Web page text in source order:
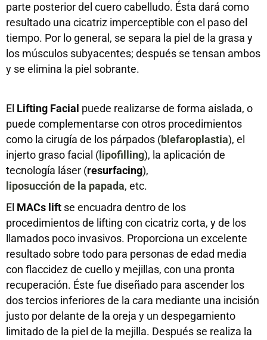
parte posterior del cuero cabelludo. Ésta dará como
resultado una cicatriz imperceptible con el paso del
tiempo. Por lo general, se separa la piel de la grasa y
los músculos subyacentes; después se tensan ambos
y se elimina la piel sobrante.
El Lifting Facial puede realizarse de forma aislada, o
puede complementarse con otros procedimientos
como la cirugía de los párpados (blefaroplastia), el
injerto graso facial ( lipofilling), la aplicación de
tecnología láser (resurfacing),
liposucción de la papada, etc.
El MACs lift se encuadra dentro de los
procedimientos de lifting con cicatriz corta, y de los
llamados poco invasivos. Proporciona un excelente
resultado sobre todo para personas de edad media
con flaccidez de cuello y mejillas, con una pronta
recuperación. Éste fue diseñado para ascender los
dos tercios inferiores de la cara mediante una incisión
justo por delante de la oreja y un despegamiento
limitado de la piel de la mejilla. Después se realiza la